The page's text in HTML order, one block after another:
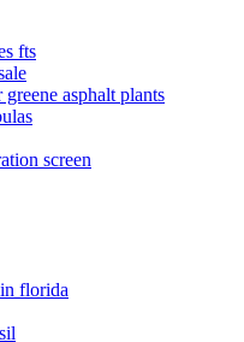
fts
asphalt plants
screen
florida